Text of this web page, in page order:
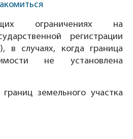
ограничениях на
регистрации
в случаях, когда граница
не установлена
земельного участка